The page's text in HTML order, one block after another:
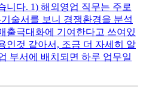
니다. 1) 해외영업 직무는 주로
술서를 보니 경쟁환경을 분석
출극대화에 기여한다고 쓰여있
인것 같아서, 조금 더 자세히 알
부서에 배치되면 하루 업무일